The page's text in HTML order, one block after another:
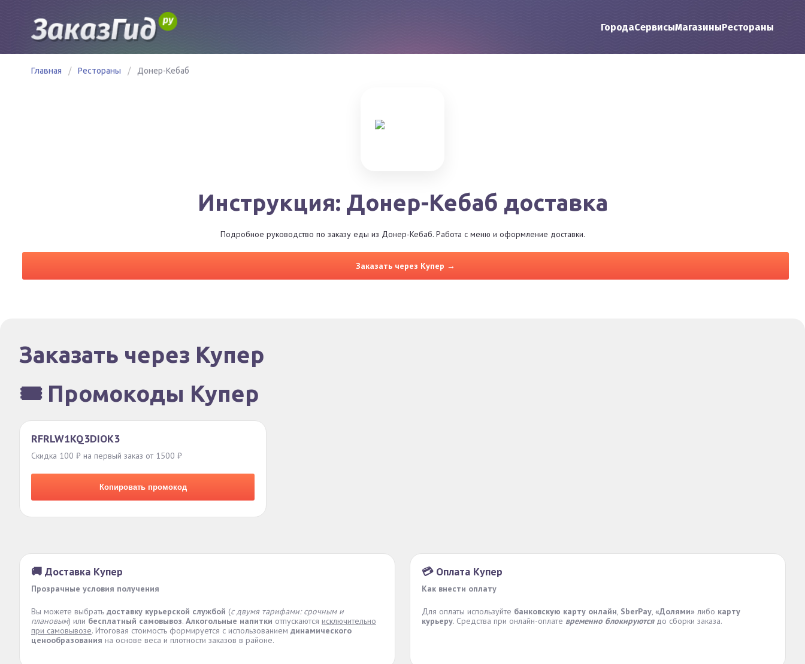
ГородаСервисыМагазиныРестораны
Главная / Рестораны / Донер-Кебаб
Инструкция: Донер-Кебаб доставка
Подробное руководство по заказу еды из Донер-Кебаб. Работа с меню и оформление доставки.
Заказать через Купер →
Заказать через Купер
🎟️ Промокоды Купер
RFRLW1KQ3DIOK3
Скидка 100 ₽ на первый заказ от 1500 ₽
Копировать промокод
🚚 Доставка Купер
Прозрачные условия получения
Вы можете выбрать доставку курьерской службой (с двумя тарифами: срочным и
плановым) или бесплатный самовывоз. Алкогольные напитки отпускаются исключительно
при самовывозе. Итоговая стоимость формируется с использованием динамического
ценообразования на основе веса и плотности заказов в районе.
💳 Оплата Купер
Как внести оплату
Для оплаты используйте банковскую карту онлайн, SberPay, «Долями» либо карту
курьеру. Средства при онлайн-оплате временно блокируютсядо сборки заказа.